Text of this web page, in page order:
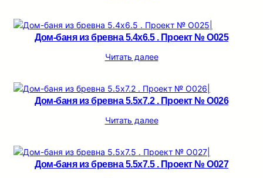
Дом-баня из бревна 5.4х6.5 . Проект № О025
Читать далее
Дом-баня из бревна 5.5х7.2 . Проект № О026
Читать далее
Дом-баня из бревна 5.5х7.5 . Проект № О027